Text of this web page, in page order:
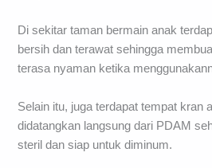
Di sekitar taman bermain anak
bersih dan terawat sehingga
terasa nyaman ketika
Selain itu, juga terdapat tempat kran
didatangkan langsung dari PDAM
steril dan siap untuk diminum.